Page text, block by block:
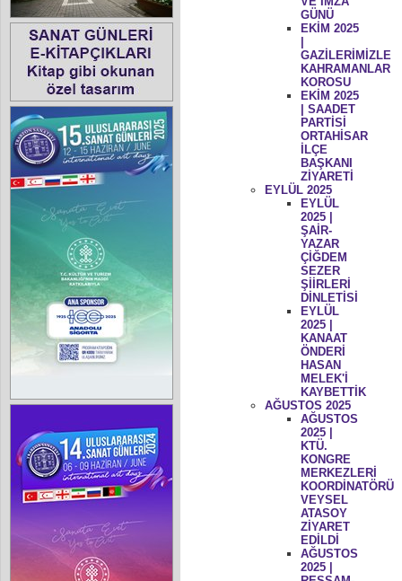
GÜNÜ
EKİM 2025
GAZİLERİMİZLE
KAHRAMANLAR
KOROSU
EKİM 2025
| SAADET
PARTİSİ
ORTAHİSAR
İLÇE
BAŞKANI
ZİYARETİ
EYLÜL 2025
EYLÜL
2025 |
ŞAİR-
YAZAR
ÇİĞDEM
SEZER
ŞİİRLERİ
DİNLETİSİ
EYLÜL
2025 |
KANAAT
ÖNDERİ
HASAN
MELEK'İ
KAYBETTİK
AĞUSTOS 2025
AĞUSTOS
2025 |
KTÜ.
KONGRE
MERKEZLERİ
KOORDİNATÖRÜ
VEYSEL
ATASOY
ZİYARET
EDİLDİ
AĞUSTOS
2025 |